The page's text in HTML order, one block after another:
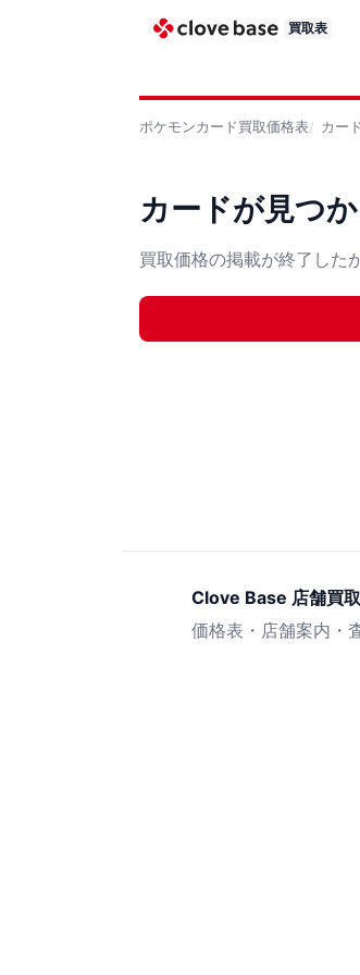
買取表
ポケモンカード買取価格表 カー
カードが見つ
買取価格の掲載が終了した
Clove Base 店舗買取
価格表・店舗案内・